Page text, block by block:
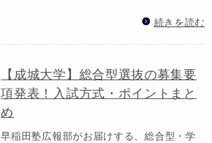
続きを読む
【成城大学】総合型選抜の募集要
項発表！入試方式・ポイントまと
め
早稲田塾広報部がお届けする、総合型・学